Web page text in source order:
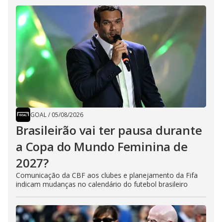
GOAL/ 05/08/2026
Brasileirão vai ter pausa durante
a Copa do Mundo Feminina de
2027?
Comunicação da CBF aos clubes e planejamento da Fifa
indicam mudanças no calendário do futebol brasileiro